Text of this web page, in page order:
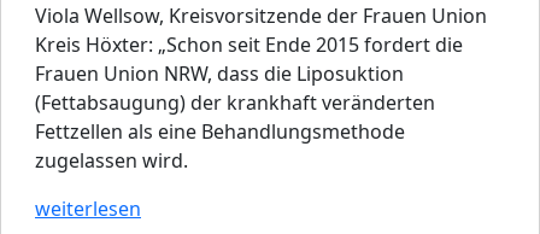
Viola Wellsow, Kreisvorsitzende der Frauen Union
Kreis Höxter: „Schon seit Ende 2015 fordert die
Frauen Union NRW, dass die Liposuktion
(Fettabsaugung) der krankhaft veränderten
Fettzellen als eine Behandlungsmethode
zugelassen wird.
weiterlesen